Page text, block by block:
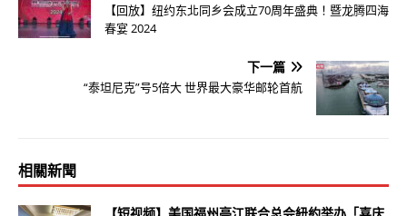
【回放】纽约东北同乡会成立70周年盛典！暨龙腾四海
春宴 2024
下一篇
“泰坦尼克”号5倍大 世界最大豪华邮轮首航
相關新聞